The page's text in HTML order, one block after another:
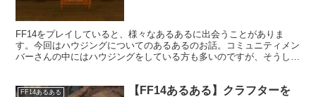
FF14をプレイしていると、様々なあるあるに出会うことがありま
す。今回はハウジングについてのあるあるのお話。コミュニティメン
バーさんの中にはハウジングをしている方も多いのですが、そうした
FF14あるある
【FF14あるある】クラフターを